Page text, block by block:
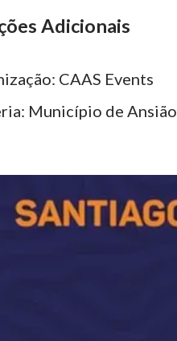
Adicionais
CAAS Events
Município de Ansião